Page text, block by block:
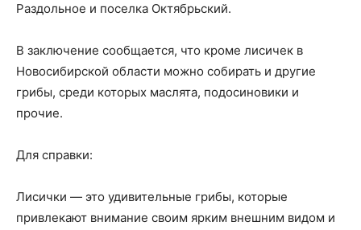
Раздольное и поселка Октябрьский.
В заключение сообщается, что кроме лисичек в
Новосибирской области можно собирать и другие
грибы, среди которых маслята, подосиновики и
прочие.
Для справки:
Лисички — это удивительные грибы, которые
привлекают внимание своим ярким внешним видом и